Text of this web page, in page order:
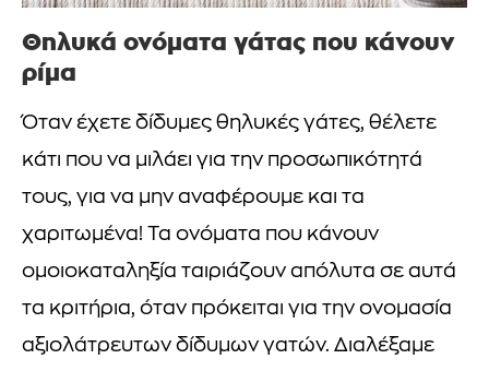
Θηλυκά ονόματα γάτας που κάνουν
ρίμα
Όταν έχετε δίδυμες θηλυκές γάτες, θέλετε
κάτι που να μιλάει για την προσωπικότητά
τους, για να μην αναφέρουμε και τα
χαριτωμένα! Τα ονόματα που κάνουν
ομοιοκαταληξία ταιριάζουν απόλυτα σε αυτά
τα κριτήρια, όταν πρόκειται για την ονομασία
αξιολάτρευτων δίδυμων γατών. Διαλέξαμε